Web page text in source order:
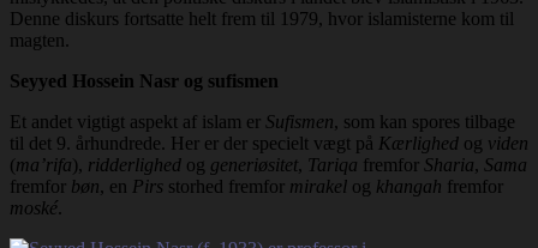
Denne diskurs fortsatte helt frem til 1979, hvor islamisterne kom til
magten.
Seyyed Hossein Nasr og sufismen
Et andet vigtigt aspekt af islam er Sufismen, som kan spores tilbage
til det 9. århundrede. Her er der specielt vægt på Kærlighed og viden
(ma’rifa), ridderlighed og generiøsitet, Tariqa fremfor Sharia, Sama
fremfor bøn, en Pirs storhed fremfor mirakel og khangah fremfor
moské.